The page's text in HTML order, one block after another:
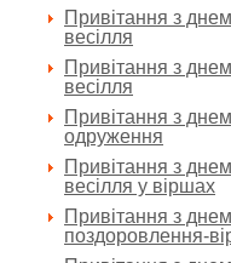
Привітання з
весілля
Привітання з
весілля
Привітання з
одруження
Привітання з
весілля у віршах
Привітання з
поздоровлення-